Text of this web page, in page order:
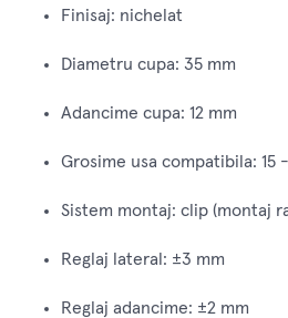
Finisaj: nichelat
Diametru cupa: 35 mm
Adancime cupa: 12 mm
Grosime usa compatibila: 15
Sistem montaj: clip (montaj
Reglaj lateral: ±3 mm
Reglaj adancime: ±2 mm